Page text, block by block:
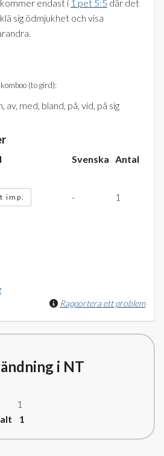
endast i 1 pet 5:5 där det
sig ödmjukhet och visa
(to gird):
av, med, bland, på, vid, på sig
Svenska Antal
imp. - 1
Rapportera ett problem
i NT
1
1